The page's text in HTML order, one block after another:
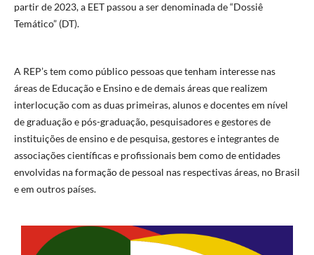
partir de 2023, a EET passou a ser denominada de “Dossiê
Temático” (DT).
A REP’s tem como público pessoas que tenham interesse nas
áreas de Educação e Ensino e de demais áreas que realizem
interlocução com as duas primeiras, alunos e docentes em nível
de graduação e pós-graduação, pesquisadores e gestores de
instituições de ensino e de pesquisa, gestores e integrantes de
associações científicas e profissionais bem como de entidades
envolvidas na formação de pessoal nas respectivas áreas, no Brasil
e em outros países.